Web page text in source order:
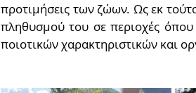
προτιμήσεις των ζώων. Ως εκ
πληθυσμού του σε περιοχές όπου
ποιοτικών χαρακτηριστικών και